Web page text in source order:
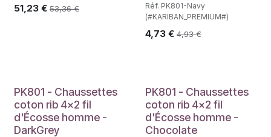
51,23 € 53,36€
Réf. PK801-Navy
(#KARIBAN_PREMIUM#)
4,73€ 4,93€
PK801 - Chaussettes
coton rib 4x2 fil
d'Écosse homme -
DarkGrey
PK801 - Chaussettes
coton rib 4x2 fil
d'Écosse homme -
Chocolate